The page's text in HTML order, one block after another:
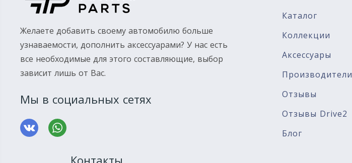
Желаете добавить своему автомобилю больше
узнаваемости, дополнить аксессуарами? У нас есть
все необходимые для этого составляющие, выбор
зависит лишь от Вас.
Мы в социальных сетях
Каталог
Коллекции
Аксессуары
Производители
Отзывы
Отзывы Drive2
Блог